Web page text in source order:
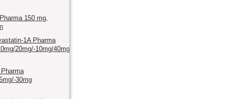
150 mg,
1A Pharma
20mg/-10mg/40mg/-10mg/80mg
30mg